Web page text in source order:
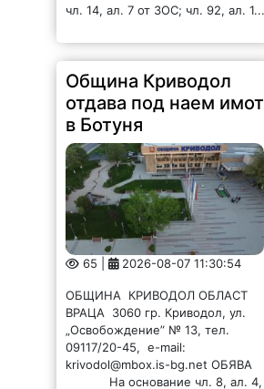
чл. 14, ал. 7 от ЗОС; чл. 92, ал. 1...
Община Криводол
отдава под наем имот
в Ботуня
65 | 2026-08-07 11:30:54
ОБЩИНА КРИВОДОЛ ОБЛАСТ
ВРАЦА 3060 гр. Криводол, ул.
„Освобождение” № 13, тел.
09117/20-45, e-mail:
krivodol@mbox.is-bg.net ОБЯВА
На основание чл. 8, ал. 4,